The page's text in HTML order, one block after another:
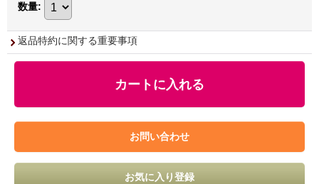
数量:
返品特約に関する重要事項